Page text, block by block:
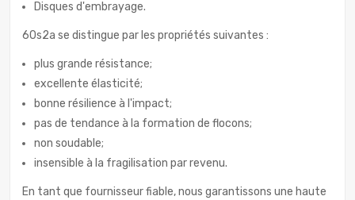
Disques d'embrayage.
60s2a se distingue par les propriétés suivantes :
plus grande résistance;
excellente élasticité;
bonne résilience à l'impact;
pas de tendance à la formation de flocons;
non soudable;
insensible à la fragilisation par revenu.
En tant que fournisseur fiable, nous garantissons une haute